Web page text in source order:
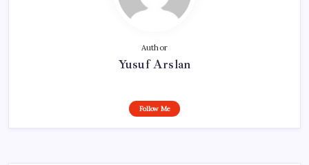
Author
Yusuf Arslan
Follow Me